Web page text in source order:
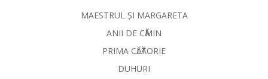
MAESTRUL ȘI MARGARETA
ANII DE CӐMIN
PRIMA CӐLӐTORIE
DUHURI